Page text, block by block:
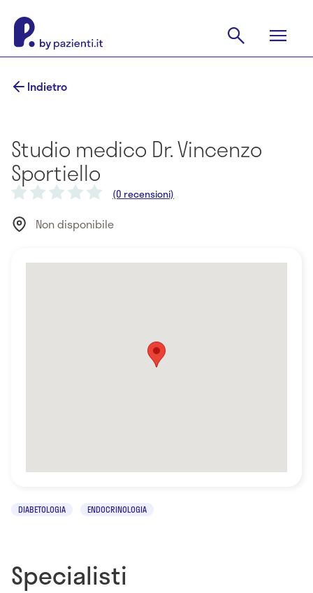
Indietro
Studio medico Dr. Vincenzo
Sportiello
(0 recensioni)
Non disponibile
DIABETOLOGIA ENDOCRINOLOGIA
Specialisti